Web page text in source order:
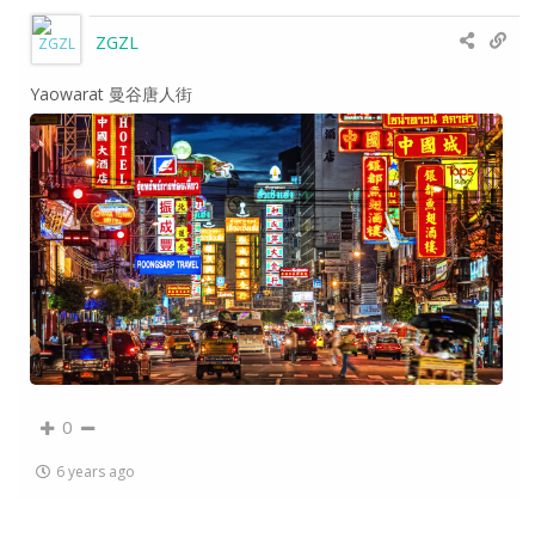
ZGZL
Yaowarat 曼谷唐人街
0
6 years ago